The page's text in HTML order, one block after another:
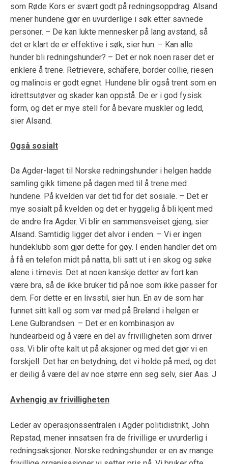
som Røde Kors er svært godt på redningsoppdrag. Alsand
mener hundene gjør en uvurderlige i søk etter savnede
personer. – De kan lukte mennesker på lang avstand, så
det er klart de er effektive i søk, sier hun. – Kan alle
hunder bli redningshunder? – Det er nok noen raser det er
enklere å trene. Retrievere, schäfere, border collie, riesen
og malinois er godt egnet. Hundene blir også trent som en
idrettsutøver og skader kan oppstå. De er i god fysisk
form, og det er mye stell for å bevare muskler og ledd,
sier Alsand.
Også sosialt
Da Agder-laget til Norske redningshunder i helgen hadde
samling gikk timene på dagen med til å trene med
hundene. På kvelden var det tid for det sosiale. – Det er
mye sosialt på kvelden og det er hyggelig å bli kjent med
de andre fra Agder. Vi blir en sammensveiset gjeng, sier
Alsand. Samtidig ligger det alvor i enden. – Vi er ingen
hundeklubb som gjør dette for gøy. I enden handler det om
å få en telefon midt på natta, bli satt ut i en skog og søke
alene i timevis. Det at noen kanskje detter av fort kan
være bra, så de ikke bruker tid på noe som ikke passer for
dem. For dette er en livsstil, sier hun. En av de som har
funnet sitt kall og som var med på Breland i helgen er
Lene Gulbrandsen. – Det er en kombinasjon av
hundearbeid og å være en del av frivilligheten som driver
oss. Vi blir ofte kalt ut på aksjoner og med det gjør vi en
forskjell. Det har en betydning, det vi holde på med, og det
er deilig å være del av noe større enn seg selv, sier Aas. J
Avhengig av frivilligheten
Leder av operasjonssentralen i Agder politidistrikt, John
Repstad, mener innsatsen fra de frivillige er uvurderlig i
redningsaksjoner. Norske redningshunder er en av mange